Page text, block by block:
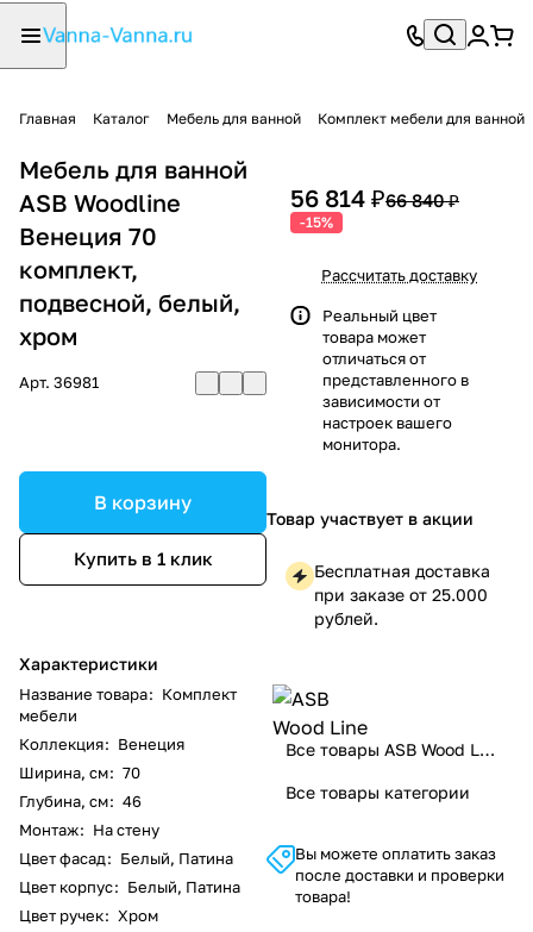
Главная Каталог Мебель для ванной Комплект мебели для ванной
Мебель для ванной
ASB Woodline
Венеция 70
комплект,
подвесной, белый,
хром
Арт. 36981
В корзину
Купить в 1 клик
Характеристики
Название товара: Комплект
мебели
Коллекция: Венеция
Ширина, см: 70
Глубина, см: 46
Монтаж: На стену
Цвет фасад: Белый, Патина
Цвет корпус: Белый, Патина
Цвет ручек: Хром
56 814 ₽66 840 ₽
-15%
Рассчитать доставку
Реальный цвет
товара может
отличаться от
представленного в
зависимости от
настроек вашего
монитора.
Товар участвует в акции
Бесплатная доставка
при заказе от 25.000
рублей.
Все товары ASB Wood Line
Все товары категории
Вы можете оплатить заказ
после доставки и проверки
товара!